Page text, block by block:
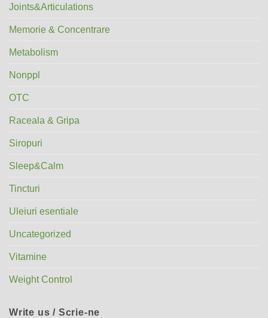
Joints&Articulations
Memorie & Concentrare
Metabolism
Nonppl
OTC
Raceala & Gripa
Siropuri
Sleep&Calm
Tincturi
Uleiuri esentiale
Uncategorized
Vitamine
Weight Control
Write us / Scrie-ne